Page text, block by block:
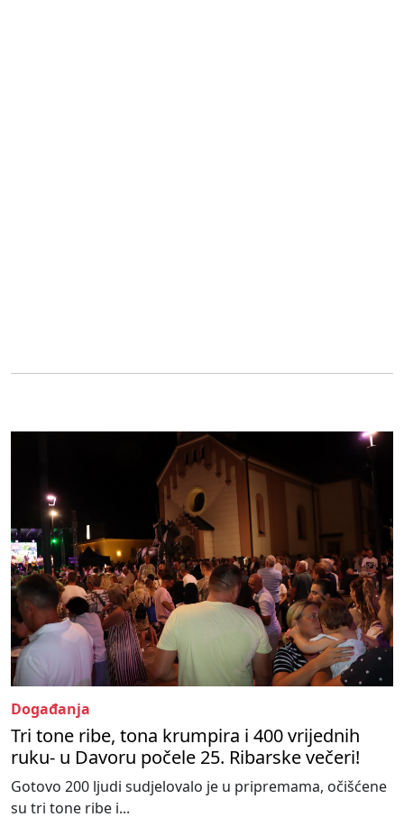
Događanja
Tri tone ribe, tona krumpira i 400 vrijednih
ruku- u Davoru počele 25. Ribarske večeri!
Gotovo 200 ljudi sudjelovalo je u pripremama, očišćene
su tri tone ribe i...